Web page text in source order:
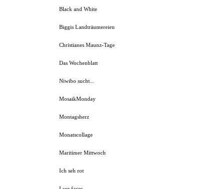
Black and White
Biggis Landträumereien
Christianes Maunz-Tage
Das Wochenblatt
Niwibo sucht...
MosaikMonday
Montagsherz
Monatscollage
Maritimer Mittwoch
Ich seh rot